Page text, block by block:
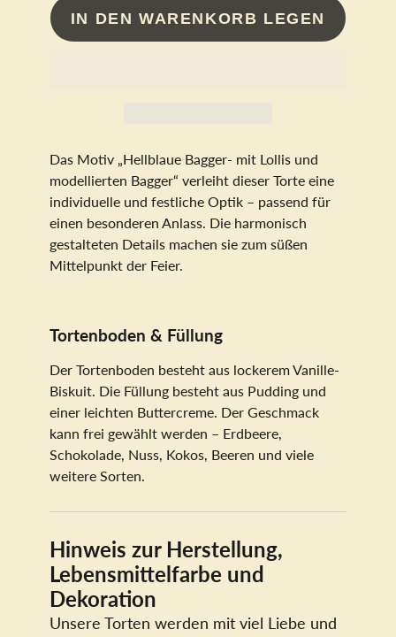
IN DEN WARENKORB LEGEN
Das Motiv „Hellblaue Bagger- mit Lollis und
modellierten Bagger“ verleiht dieser Torte eine
individuelle und festliche Optik – passend für
einen besonderen Anlass. Die harmonisch
gestalteten Details machen sie zum süßen
Mittelpunkt der Feier.
Tortenboden & Füllung
Der Tortenboden besteht aus lockerem Vanille-
Biskuit. Die Füllung besteht aus Pudding und
einer leichten Buttercreme. Der Geschmack
kann frei gewählt werden – Erdbeere,
Schokolade, Nuss, Kokos, Beeren und viele
weitere Sorten.
Hinweis zur Herstellung,
Lebensmittelfarbe und
Dekoration
Unsere Torten werden mit viel Liebe und